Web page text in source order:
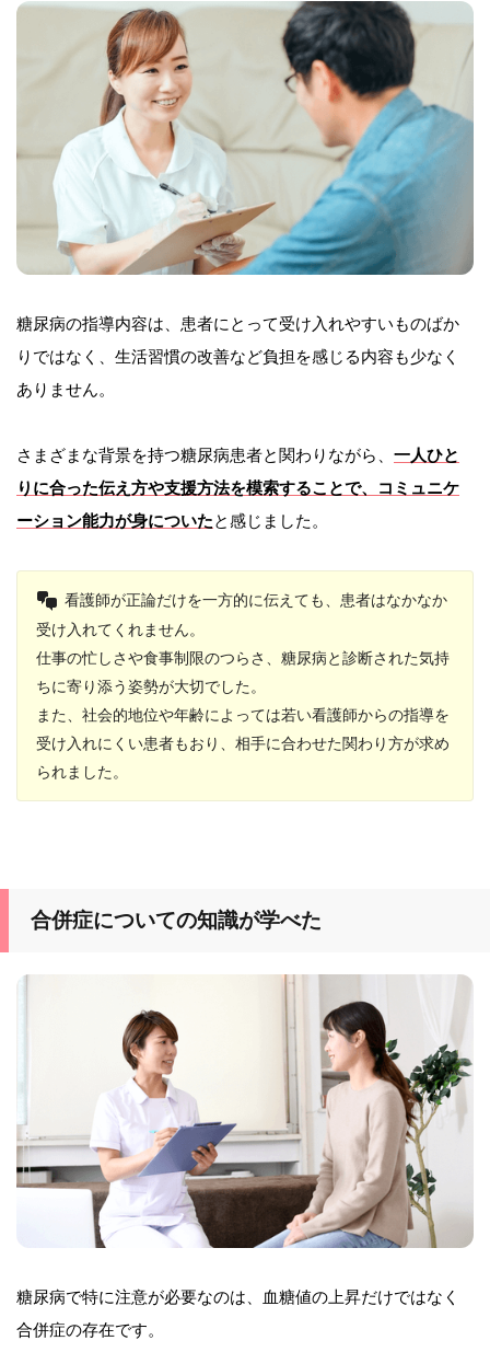
糖尿病の指導内容は、患者にとって受け入れやすいものばか
りではなく、生活習慣の改善など負担を感じる内容も少なく
ありません。
さまざまな背景を持つ糖尿病患者と関わりながら、 一人ひと
りに合った伝え方や支援方法を模索することで、コミュニケ
ーション能力が身についたと感じました。
看護師が正論だけを一方的に伝えても、患者はなかなか
受け入れてくれません。
仕事の忙しさや食事制限のつらさ、糖尿病と診断された気持
ちに寄り添う姿勢が大切でした。
また、社会的地位や年齢によっては若い看護師からの指導を
受け入れにくい患者もおり、相手に合わせた関わり方が求め
られました。
合併症についての知識が学べた
糖尿病で特に注意が必要なのは、血糖値の上昇だけではなく
合併症の存在です。